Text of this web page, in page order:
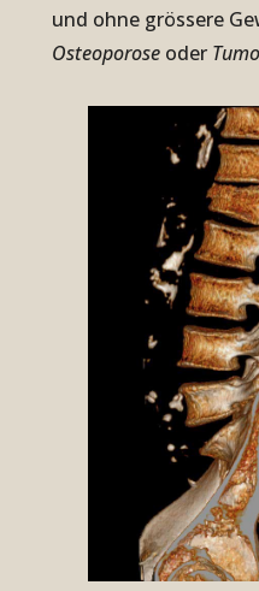
und ohne grössere
Osteoporose oder